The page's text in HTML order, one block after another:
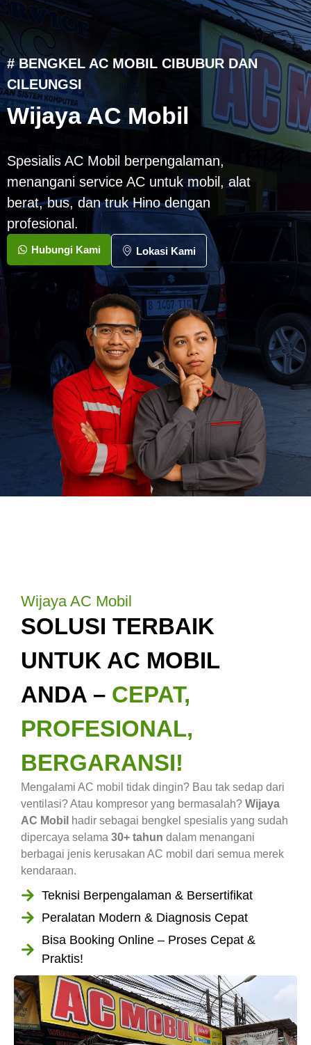
# BENGKEL AC MOBIL CIBUBUR DAN
CILEUNGSI
Wijaya AC Mobil
Spesialis AC Mobil berpengalaman,
menangani service AC untuk mobil, alat
berat, bus, dan truk Hino dengan
profesional.
Hubungi Kami Lokasi Kami
Wijaya AC Mobil
SOLUSI TERBAIK
UNTUK AC MOBIL
ANDA – CEPAT,
PROFESIONAL,
BERGARANSI!
Mengalami AC mobil tidak dingin? Bau tak sedap dari
ventilasi? Atau kompresor yang bermasalah? Wijaya
AC Mobil hadir sebagai bengkel spesialis yang sudah
dipercaya selama 30+ tahun dalam menangani
berbagai jenis kerusakan AC mobil dari semua merek
kendaraan.
Teknisi Berpengalaman & Bersertifikat
Peralatan Modern & Diagnosis Cepat
Bisa Booking Online – Proses Cepat &
Praktis!